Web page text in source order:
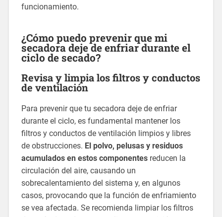
funcionamiento.
¿Cómo puedo prevenir que mi
secadora deje de enfriar durante el
ciclo de secado?
Revisa y limpia los filtros y conductos
de ventilación
Para prevenir que tu secadora deje de enfriar
durante el ciclo, es fundamental mantener los
filtros y conductos de ventilación limpios y libres
de obstrucciones. El polvo, pelusas y residuos
acumulados en estos componentesreducen la
circulación del aire, causando un
sobrecalentamiento del sistema y, en algunos
casos, provocando que la función de enfriamiento
se vea afectada. Se recomienda limpiar los filtros